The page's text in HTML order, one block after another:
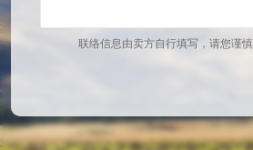
联络信息由卖方自行填写，请您谨